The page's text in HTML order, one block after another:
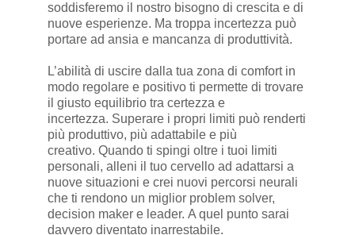
soddisferemo il nostro bisogno di crescita e di
nuove esperienze. Ma troppa incertezza può
portare ad ansia e mancanza di produttività.
L’abilità di uscire dalla tua zona di comfort in
modo regolare e positivo ti permette di trovare
il giusto equilibrio tra certezza e
incertezza. Superare i propri limiti può renderti
più produttivo, più adattabile e più
creativo. Quando ti spingi oltre i tuoi limiti
personali, alleni il tuo cervello ad adattarsi a
nuove situazioni e crei nuovi percorsi neurali
che ti rendono un miglior problem solver,
decision maker e leader. A quel punto sarai
davvero diventato inarrestabile.